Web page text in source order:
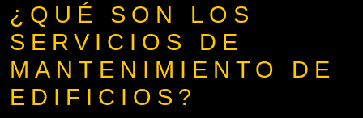
¿QUÉ SON LOS
SERVICIOS DE
MANTENIMIENTO DE
EDIFICIOS?